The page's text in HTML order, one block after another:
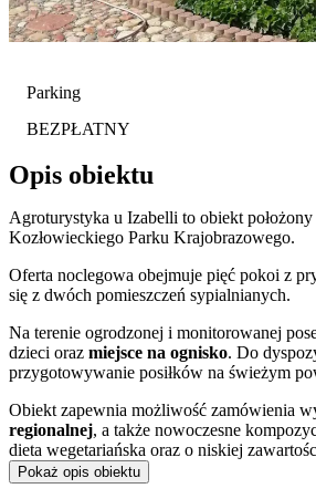
Parking
BEZPŁATNY
Opis obiektu
Agroturystyka u Izabelli to obiekt
Kozłowieckiego Parku Krajobrazowego.
Oferta noclegowa obejmuje pięć pokoi z
się z dwóch pomieszczeń sypialnianych.
Na terenie ogrodzonej i monitorowanej
dzieci oraz miejsce na ognisko. Do
przygotowywanie posiłków na świeżym
Obiekt zapewnia możliwość zamówienia
regionalnej, a także nowoczesne
dieta wegetariańska oraz o niskiej
Goście wysoko oceniają czystość, obsługę
Pokaż opis obiektu